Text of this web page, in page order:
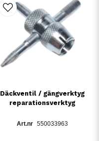
Däckventil / gängverktyg
reparationsverktyg
550033963